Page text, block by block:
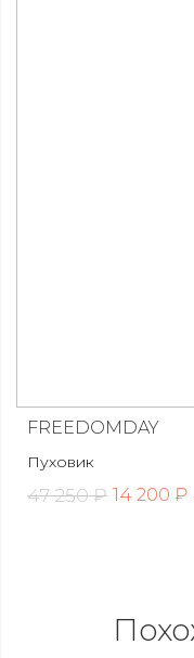
FREEDOMDAY
Пуховик
47 250 ₽ 14 200 ₽